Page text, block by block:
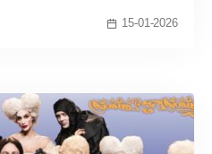
15-01-2026